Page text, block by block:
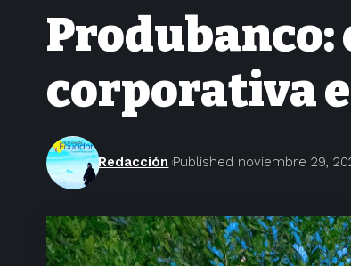
Produbanco:
corporativa
Redacción Published noviembre 29,